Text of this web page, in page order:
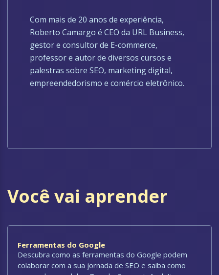
Com mais de 20 anos de experiência,
Roberto Camargo é CEO da URL Business,
gestor e consultor de E-commerce,
professor e autor de diversos cursos e
palestras sobre SEO, marketing digital,
empreendedorismo e comércio eletrônico.
Você vai aprender
Ferramentas do Google
Descubra como as ferramentas do Google podem
colaborar com a sua jornada de SEO e saiba como